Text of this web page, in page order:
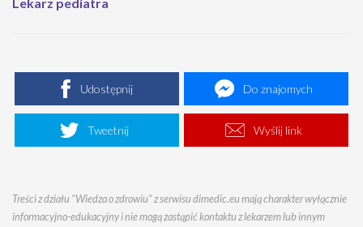
Udostępnij Do znajomych
Tweetnij Wyślij link
Treści z działu "Wiedza o zdrowiu" z serwisu dimedic.eu mają charakter wyłącznie
informacyjno-edukacyjny i nie mogą zastąpić kontaktu z lekarzem lub innym